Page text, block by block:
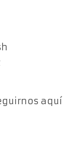
aquí